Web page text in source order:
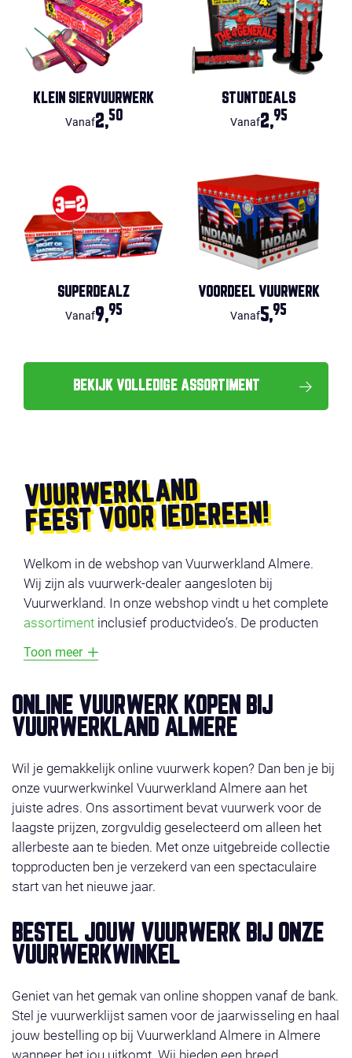
KLEIN SIERVUURWERK
Vanaf2,50
STUNTDEALS
Vanaf2,95
SUPERDEALZ
Vanaf9,95
VOORDEEL VUURWERK
Vanaf5,95
BEKIJK VOLLEDIGE ASSORTIMENT
VUURWERKLAND
FEEST VOOR IEDEREEN!
Welkom in de webshop van Vuurwerkland Almere.
Wij zijn als vuurwerk-dealer aangesloten bij
Vuurwerkland. In onze webshop vindt u het complete
assortiment inclusief productvideo’s. De producten
zoalsvoordeel vuurwerk
bestel uw vuurwerk online en profiteer van super-
acties. Het vuurwerk ligt klaar op de door u gekozen
afhaaldag 29,30 of 31 december 2025 Wilt u liever
bestellen in de winkel, check dan even onze
contact
.Wij wensen u veel shop plezier!
Toon meer
ONLINE VUURWERK KOPEN BIJ
VUURWERKLAND ALMERE
Wil je gemakkelijk online vuurwerk kopen? Dan ben je bij
onze vuurwerkwinkel Vuurwerkland Almere aan het
juiste adres. Ons assortiment bevat vuurwerk voor de
laagste prijzen, zorgvuldig geselecteerd om alleen het
allerbeste aan te bieden. Met onze uitgebreide collectie
topproducten ben je verzekerd van een spectaculaire
start van het nieuwe jaar.
BESTEL JOUW VUURWERK BIJ ONZE
VUURWERKWINKEL
Geniet van het gemak van online shoppen vanaf de bank.
Stel je vuurwerklijst samen voor de jaarwisseling en haal
jouw bestelling op bij Vuurwerkland Almere in Almere
wanneer het jou uitkomt. Wij bieden een breed